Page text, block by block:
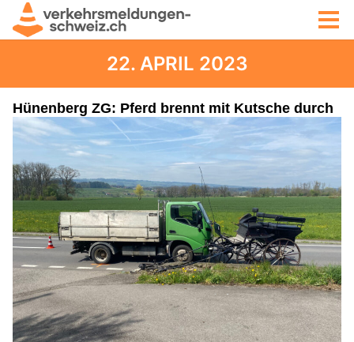
22. APRIL 2023
Hünenberg ZG: Pferd brennt mit Kutsche durch